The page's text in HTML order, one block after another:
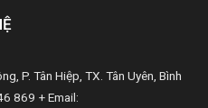
P. Tân Hiệp, TX. Tân Uyên, Bình
869 + Email: